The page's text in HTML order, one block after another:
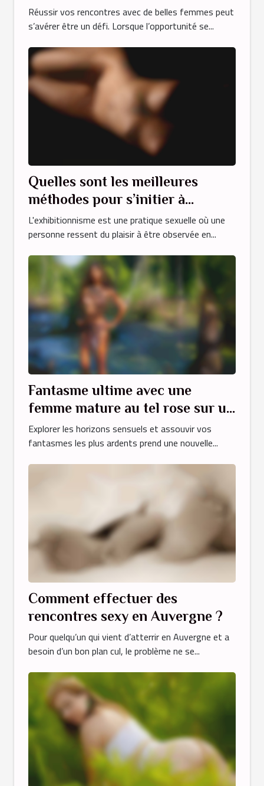
séduisantes ?
Réussir vos rencontres avec de belles femmes peut
s’avérer être un défi. Lorsque l’opportunité se...
Quelles sont les meilleures
méthodes pour s’initier à
l’exhibition?
L'exhibitionnisme est une pratique sexuelle où une
personne ressent du plaisir à être observée en...
Fantasme ultime avec une
femme mature au tel rose sur un
site dédié
Explorer les horizons sensuels et assouvir vos
fantasmes les plus ardents prend une nouvelle...
Comment effectuer des
rencontres sexy en Auvergne ?
Pour quelqu’un qui vient d’atterrir en Auvergne et a
besoin d’un bon plan cul, le problème ne se...